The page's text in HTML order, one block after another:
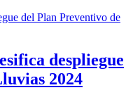
despliegue
2024